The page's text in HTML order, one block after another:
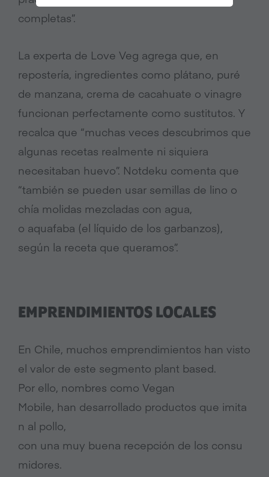
completas”.
La experta de Love Veg agrega que, en
repostería, ingredientes como plátano, puré
de manzana, crema de cacahuate o vinagre
funcionan perfectamente como sustitutos. Y
recalca que “muchas veces descubrimos que
algunas recetas realmente ni siquiera
necesitaban huevo”. Notdeku comenta que
“también se pueden usar semillas de lino o
chía molidas mezcladas con agua,
o aquafaba (el líquido de los garbanzos),
según la receta que queramos”.
EMPRENDIMIENTOS LOCALES
En Chile, muchos emprendimientos han visto
el valor de este segmento plant based.
Por ello, nombres como Vegan
Mobile, han desarrollado productos que imita
n al pollo,
con una muy buena recepción de los consu
midores.